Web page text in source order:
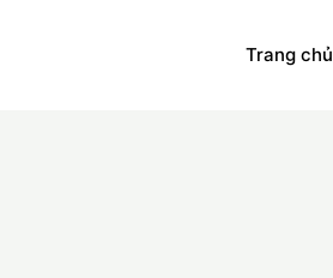
Trang chủ